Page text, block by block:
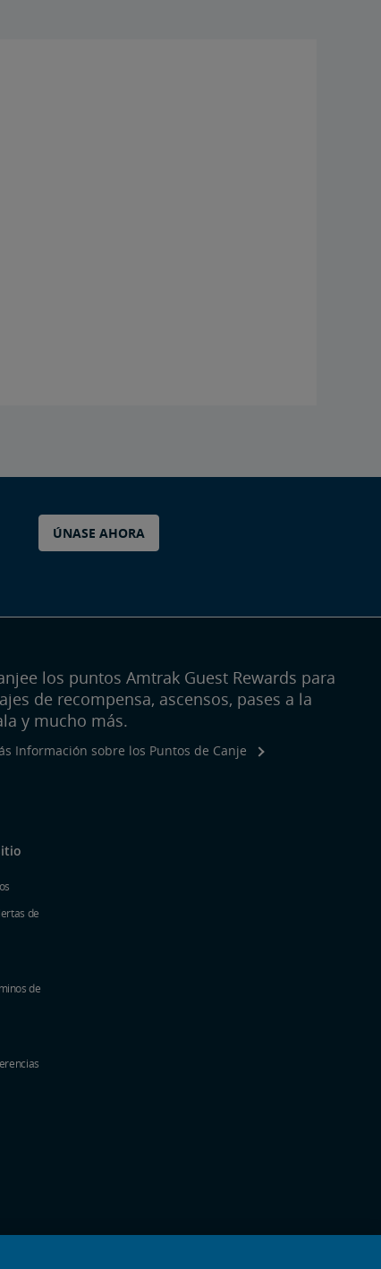
ÚNASE AHORA
los puntos Amtrak Guest Rewards para
de recompensa, ascensos, pases a la
y mucho más.
Información sobre los Puntos de Canje
de
de